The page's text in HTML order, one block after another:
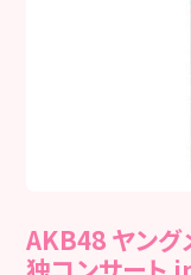
AKB48 ヤング